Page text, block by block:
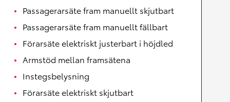
Passagerarsäte fram manuellt skjutbart
Passagerarsäte fram manuellt fällbart
Förarsäte elektriskt justerbart i höjdled
Armstöd mellan framsätena
Instegsbelysning
Förarsäte elektriskt skjutbart